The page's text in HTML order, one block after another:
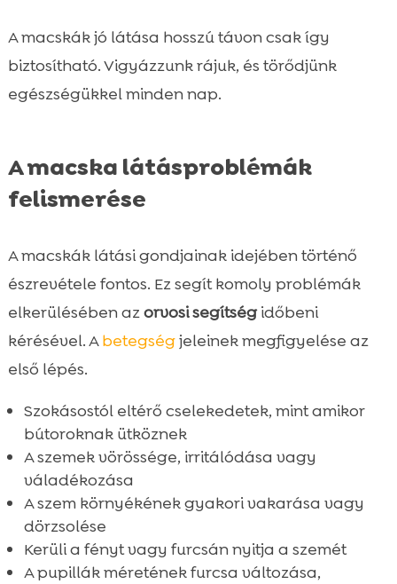
A macskák jó látása hosszú távon csak így
biztosítható. Vigyázzunk rájuk, és törődjünk
egészségükkel minden nap.
A macska látásproblémák
felismerése
A macskák látási gondjainak idejében történő
észrevétele fontos. Ez segít komoly problémák
elkerülésében azorvosi segítségidőbeni
kérésével. Abetegségjeleinek megfigyelése az
első lépés.
Szokásostól eltérő cselekedetek, mint amikor
bútoroknak ütköznek
A szemek vörössége, irritálódása vagy
váladékozása
A szem környékének gyakori vakarása vagy
dörzsolése
Kerüli a fényt vagy furcsán nyitja a szemét
A pupillák méretének furcsa változása,